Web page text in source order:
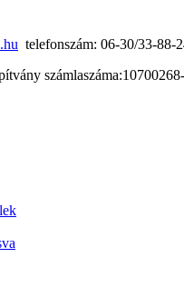
telefonszám: 06-30/33-88-